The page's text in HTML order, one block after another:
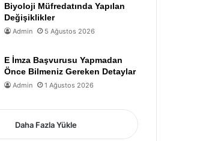
Biyoloji Müfredatında Yapılan
Değişiklikler
Admin 5 Ağustos 2026
E İmza Başvurusu Yapmadan
Önce Bilmeniz Gereken Detaylar
Admin 1 Ağustos 2026
Daha Fazla Yükle